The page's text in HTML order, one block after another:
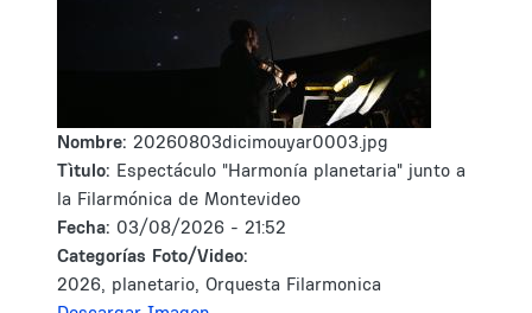
Nombre: 20260803dicimouyar0003.jpg
Tìtulo: Espectáculo "Harmonía planetaria" junto a
la Filarmónica de Montevideo
Fecha: 03/08/2026 - 21:52
Categorías Foto/Video:
2026, planetario, Orquesta Filarmonica